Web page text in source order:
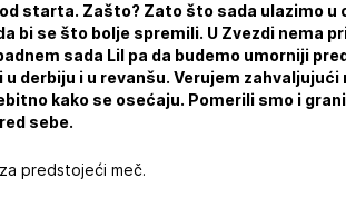
starta. Zašto? Zato što sada ulazimo u
bi se što bolje spremili. U Zvezdi nema
sada Lil pa da budemo umorniji
derbiju i u revanšu. Verujem
kako se osećaju. Pomerili smo i
sebe.
predstojeći meč.